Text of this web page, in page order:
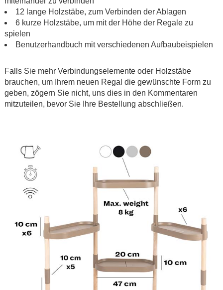
12 lange Holzstäbe, zum Verbinden der Ablagen
6 kurze Holzstäbe, um mit der Höhe der Regale zu
spielen
Benutzerhandbuch mit verschiedenen Aufbaubeispielen
Falls Sie mehr Verbindungselemente oder Holzstäbe
brauchen, um Ihrem neuen Regal die gewünschte Form zu
geben, zögern Sie nicht, uns dies in den Kommentaren
mitzuteilen, bevor Sie Ihre Bestellung abschließen.